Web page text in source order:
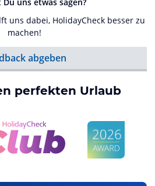
uns dabei, HolidayCheck besser zu
machen!
abgeben
perfekten Urlaub